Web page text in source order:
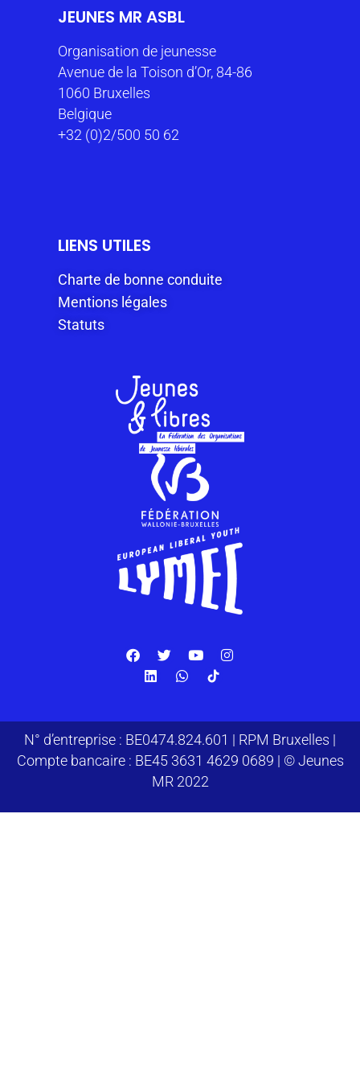
JEUNES MR ASBL
Organisation de jeunesse
Avenue de la Toison d’Or, 84-86
1060 Bruxelles
Belgique
+32 (0)2/500 50 62
LIENS UTILES
Charte de bonne conduite
Mentions légales
Statuts
N° d’entreprise : BE0474.824.601 | RPM Bruxelles |
Compte bancaire : BE45 3631 4629 0689 | © Jeunes
MR 2022